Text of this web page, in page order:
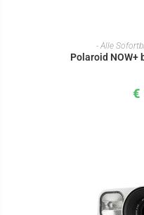
IN DEN
- Alle
Polaroid NOW+
€